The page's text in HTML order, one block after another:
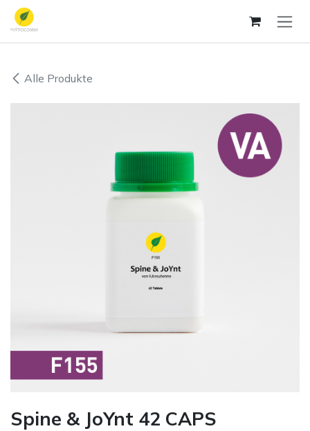
Zum Inhalt springen
Alle Produkte
Spine & JoYnt 42 CAPS